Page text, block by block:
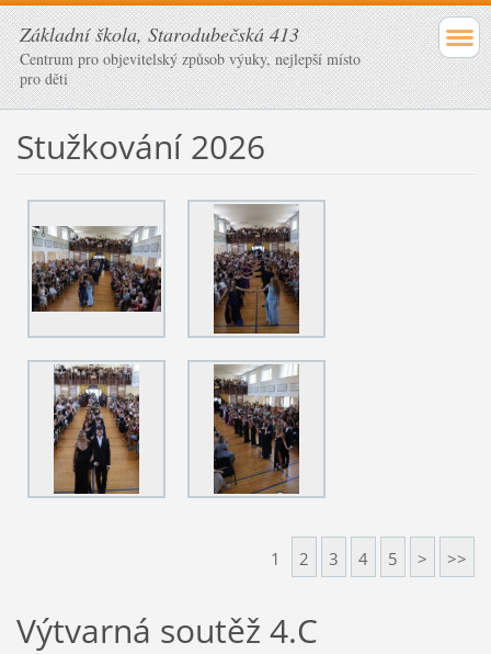
Základní škola, Starodubečská 413
Centrum pro objevitelský způsob výuky, nejlepší místo
pro děti
Stužkování 2026
1 2 3 4 5 > >>
Výtvarná soutěž 4.C